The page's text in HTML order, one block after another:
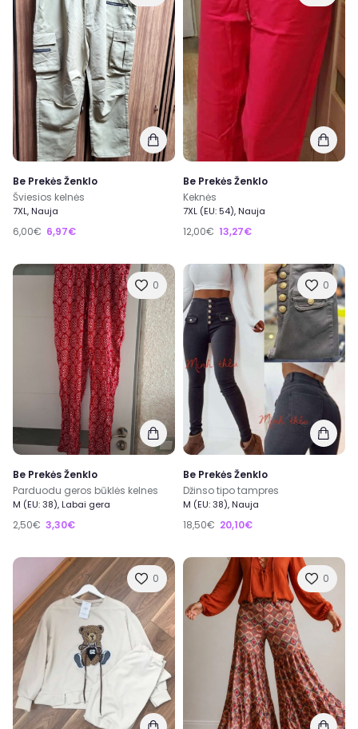
Be Prekės Ženklo
Šviesios kelnės
7XL, Nauja
6,00€ 6,97€
Be Prekės Ženklo
Keknės
7XL (EU: 54), Nauja
12,00€ 13,27€
0
Be Prekės Ženklo
Parduodu geros būklės kelnes
M (EU: 38), Labai gera
2,50€ 3,30€
0
Be Prekės Ženklo
Džinso tipo tampres
M (EU: 38), Nauja
18,50€ 20,10€
0 0